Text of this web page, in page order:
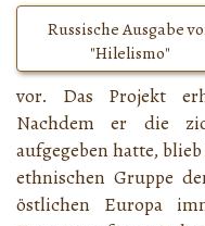
Russische Ausgabe
"Hilelismo"
vor. Das Projekt
Nachdem er die
aufgegeben hatte,
ethnischen Gruppe
östlichen Europa